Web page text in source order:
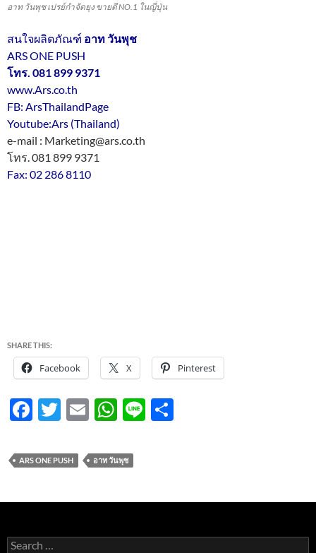
อาท วันพุช เปรย์กำจัดยุง ขายดี NO.1 ในญี่ปุ่น
สนใจผลิตภัณฑ์ อาท วันพุช
ARS ONE PUSH
โทร. 081 899 9371
www.Ars.co.th
FB: ArsThailandPage
Youtube:Ars (Thailand)
e-mail : Marketing@ars.co.th
โทร. 081 899 9371
Fax: 02 286 8110
SHARE THIS:
Facebook X Pinterest
F
e
b
o
k
T
itt
er
E
ail
W
at
s
A
p
Li
ARS ONE PUSH อาท วันพุช
Search